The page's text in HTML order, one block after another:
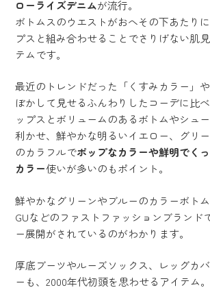
ローライズデニムが流行。
ボトムスのウエストがおへその下あたり
プスと組み合わせることでさりげない肌
テムです。
最近のトレンドだった「くすみカラー」
ぼかして見せるふんわりしたコーデに比
ップスとボリュームのあるボトムやシュ
利かせ、鮮やかな明るいイエロー、グリ
のカラフルでポップなカラーや鮮明でく
カラー使いが多いのもポイント。
鮮やかなグリーンやブルーのカラーボトム
GUなどのファストファッションブランド
ー展開がされているのがわかります。
厚底ブーツやルーズソックス、レッグカ
ーも、2000年代初頭を思わせるアイテム。